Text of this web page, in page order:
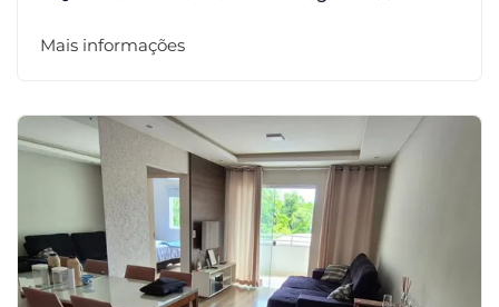
Mais informações